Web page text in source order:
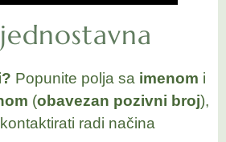
Popunite polja sa imenom i
(obavezan pozivni broj),
radi načina